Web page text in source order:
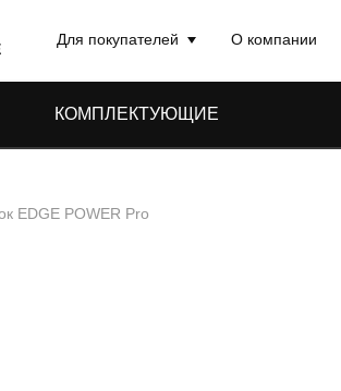
Для покупателей
Доставка и оплата
Гарантия и сервис
Соцвыплата на покупку
О компании
КОМПЛЕКТУЮЩИЕ
EDGE POWER Pro